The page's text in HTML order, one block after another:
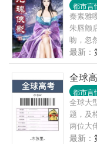
都市言
秦素雅
朱唇颤
吻，忽
美的玉
迫去，
秦素雅
却仍怎
最新：
全球
都市言
全球大
题，及
两位大
最新：